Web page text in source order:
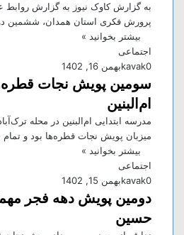
به گزارش کاوک نیوز به گزارش روابط
پرورش فکری استان همدان، ششمین
بیشتر بخوانید »
اجتماعی
kavakبهمن 16, 1402 0
سومین پویش نجات
ام‌البنین
میزبان پویش نجات قطره‌ها بود و
بیشتر بخوانید »
اجتماعی
kavakبهمن 15, 1402 0
دومین پویش دهه فجر
حسین